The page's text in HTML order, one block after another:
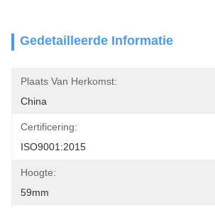
Gedetailleerde Informatie
Plaats Van Herkomst:
China
Certificering:
ISO9001:2015
Hoogte:
59mm